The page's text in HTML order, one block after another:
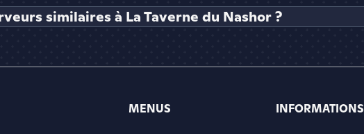
similaires à La Taverne du Nashor ?
MENUS INFORMATIONS